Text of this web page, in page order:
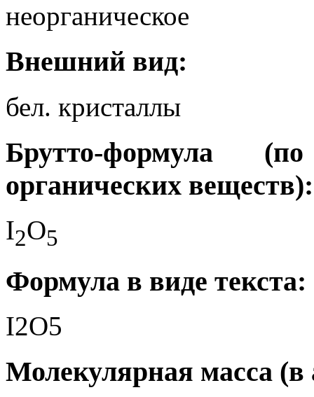
неорганическое
Внешний вид:
бел. кристаллы
Брутто-формула
органических веществ):
I2O5
Формула в виде текста:
I2O5
Молекулярная масса (в